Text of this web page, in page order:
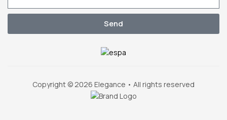
Send
Copyright © 2026 Elegance • All rights reserved